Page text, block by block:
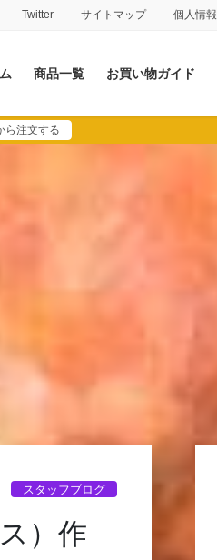
Twitter サイトマップ 個人情
商品一覧 お買い物ガイド
ら注文する
スタッフブログ
）作